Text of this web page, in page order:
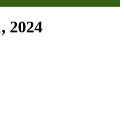
2024